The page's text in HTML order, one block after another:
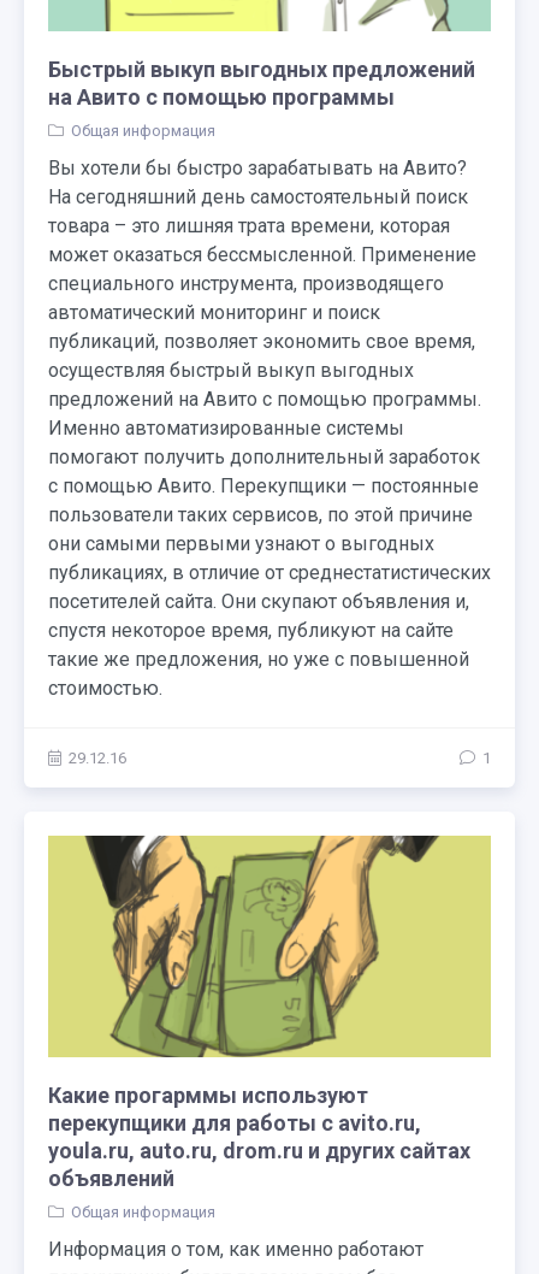
Быстрый выкуп выгодных предложений
на Авито с помощью программы
Общая информация
Вы хотели бы быстро зарабатывать на Авито?
На сегодняшний день самостоятельный поиск
товара – это лишняя трата времени, которая
может оказаться бессмысленной. Применение
специального инструмента, производящего
автоматический мониторинг и поиск
публикаций, позволяет экономить свое время,
осуществляя быстрый выкуп выгодных
предложений на Авито с помощью программы.
Именно автоматизированные системы
помогают получить дополнительный заработок
с помощью Авито. Перекупщики — постоянные
пользователи таких сервисов, по этой причине
они самыми первыми узнают о выгодных
публикациях, в отличие от среднестатистических
посетителей сайта. Они скупают объявления и,
спустя некоторое время, публикуют на сайте
такие же предложения, но уже с повышенной
стоимостью.
29.12.16 1
Какие прогарммы используют
перекупщики для работы с avito.ru,
youla.ru, auto.ru, drom.ru и других сайтах
объявлений
Общая информация
Информация о том, как именно работают